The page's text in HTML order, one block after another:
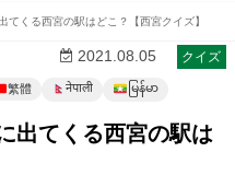
てくる西宮の駅はどこ？【西宮クイズ】
クイズ
2021.08.05
繁體 नेपाली မြန်မာ
出てくる西宮の駅は